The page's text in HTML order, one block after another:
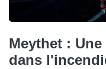
Meythet :
dans